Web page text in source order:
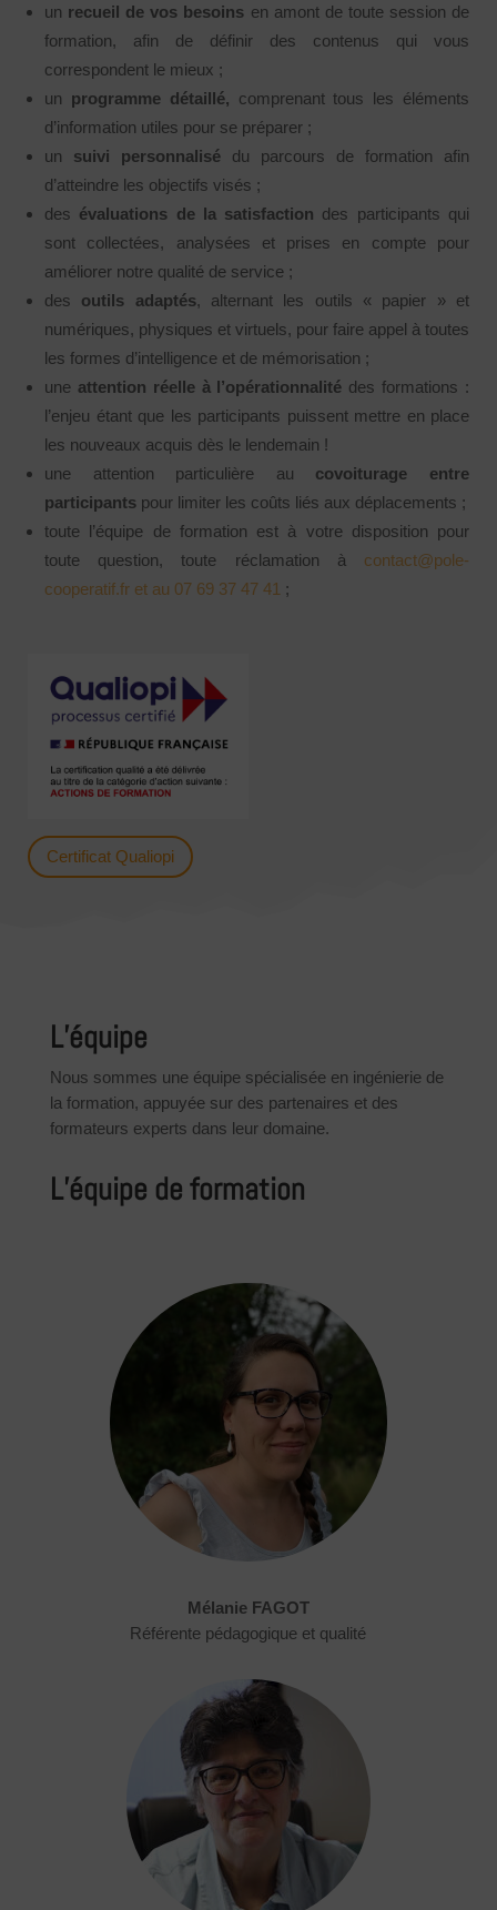
un recueil de vos besoins en amont de toute session de
formation, afin de définir des contenus qui vous
correspondent le mieux ;
un programme détaillé, comprenant tous les éléments
d’information utiles pour se préparer ;
un suivi personnalisé du parcours de formation afin
d’atteindre les objectifs visés ;
des évaluations de la satisfaction des participants qui
sont collectées, analysées et prises en compte pour
améliorer notre qualité de service ;
des outils adaptés, alternant les outils « papier » et
numériques, physiques et virtuels, pour faire appel à toutes
les formes d’intelligence et de mémorisation ;
une attention réelle à l’opérationnalité des formations :
l’enjeu étant que les participants puissent mettre en place
les nouveaux acquis dès le lendemain !
une attention particulière au covoiturage entre
participants pour limiter les coûts liés aux déplacements ;
toute l’équipe de formation est à votre disposition pour
toute question, toute réclamation à contact@pole-
cooperatif.fr et au 07 69 37 47 41 ;
Certificat Qualiopi
L’équipe
Nous sommes une équipe spécialisée en ingénierie de
la formation, appuyée sur des partenaires et des
formateurs experts dans leur domaine.
L’équipe de formation
Mélanie FAGOT
Référente pédagogique et qualité